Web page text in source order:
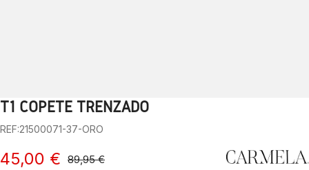
2 3 4 5
T1 COPETE TRENZADO
REF:21500071-37-ORO
45,00 € 89,95 €